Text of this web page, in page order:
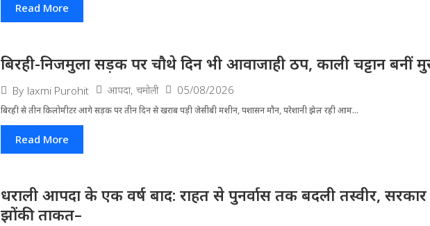
Read More
बिरही-निजमुला सड़क पर चौथे दिन भी आवाजाही ठप, काली चट्टान बनीं
By laxmi Purohit आपदा, चमोली 05/08/2026
बिरही से तीन किलोमीटर आगे सड़क पर तीन दिन से खराब पड़ी जेसीबी मशीन, पशासन मौन, परेशानी झेल रही आम...
Read More
धराली आपदा के एक वर्ष बाद: राहत से पुनर्वास तक बदली तस्वीर, सरकार
झोंकी ताकत–